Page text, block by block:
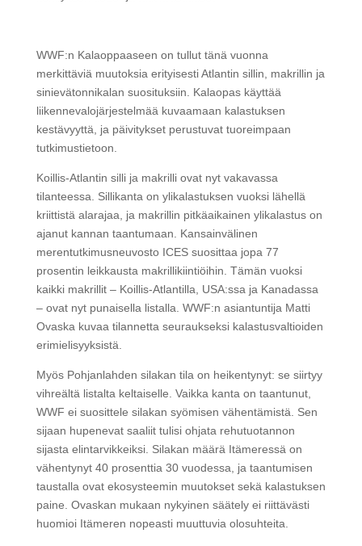
WWF:n Kalaoppaaseen on tullut tänä vuonna
merkittäviä muutoksia erityisesti Atlantin sillin, makrillin ja
sinievätonnikalan suosituksiin. Kalaopas käyttää
liikennevalo­järjestelmää kuvaamaan kalastuksen
kestävyyttä, ja päivitykset perustuvat tuoreimpaan
tutkimustietoon.
Koillis-Atlantin silli ja makrilli ovat nyt vakavassa
tilanteessa. Sillikanta on ylikalastuksen vuoksi lähellä
kriittistä alarajaa, ja makrillin pitkäaikainen ylikalastus on
ajanut kannan taantumaan. Kansainvälinen
merentutkimusneuvosto ICES suosittaa jopa 77
prosentin leikkausta makrillikiintiöihin. Tämän vuoksi
kaikki makrillit – Koillis-Atlantilla, USA:ssa ja Kanadassa
– ovat nyt punaisella listalla. WWF:n asiantuntija Matti
Ovaska kuvaa tilannetta seuraukseksi kalastusvaltioiden
erimielisyyksistä.
Myös Pohjanlahden silakan tila on heikentynyt: se siirtyy
vihreältä listalta keltaiselle. Vaikka kanta on taantunut,
WWF ei suosittele silakan syömisen vähentämistä. Sen
sijaan hupenevat saaliit tulisi ohjata rehutuotannon
sijasta elintarvikkeiksi. Silakan määrä Itämeressä on
vähentynyt 40 prosenttia 30 vuodessa, ja taantumisen
taustalla ovat ekosysteemin muutokset sekä kalastuksen
paine. Ovaskan mukaan nykyinen säätely ei riittävästi
huomioi Itämeren nopeasti muuttuvia olosuhteita.